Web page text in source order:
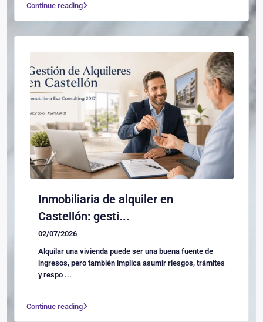
Continue reading
Inmobiliaria de alquiler en
Castellón: gesti...
02/07/2026
Alquilar una vivienda puede ser una buena fuente de
ingresos, pero también implica asumir riesgos, trámites
y respo ...
Continue reading